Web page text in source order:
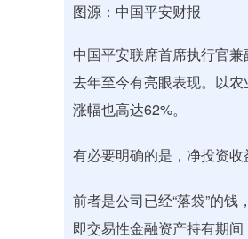
图源：中国平安财报
中国平安联席首席执行官
去年至今有亮眼表现。以
涨幅也高达62%。
有必要明确的是，净投资收
前者是公司已经“落袋”的
即交易性金融资产持有期间